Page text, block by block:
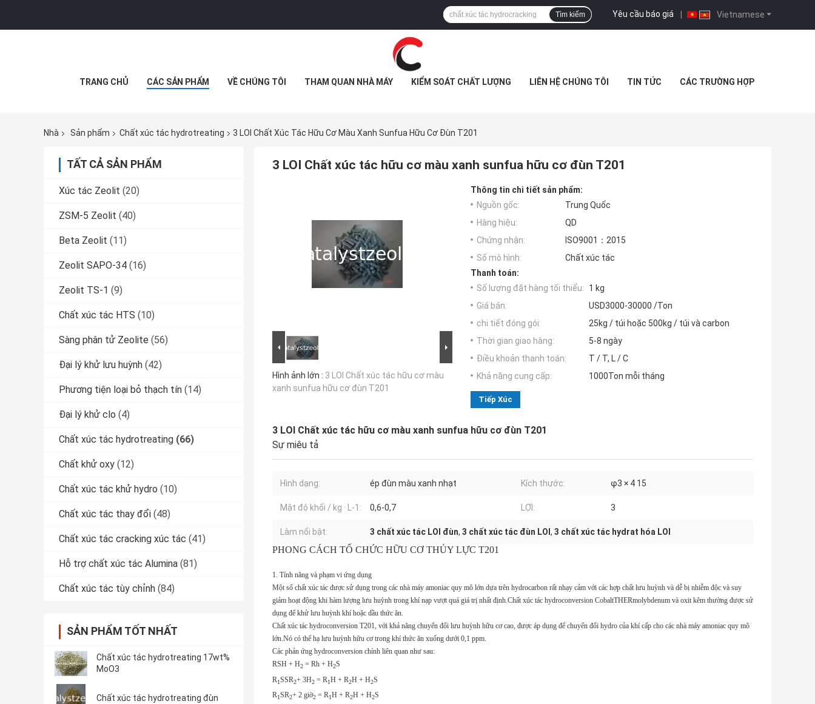
Vietnamese
Yêu cầu báo giá |
Tìm kiếm
TRANG CHỦ CÁC SẢN PHẨM VỀ CHÚNG TÔI THAM QUAN NHÀ MÁY KIỂM SOÁT CHẤT LƯỢNG LIÊN HỆ CHÚNG TÔI TIN TỨC CÁC TRƯỜNG HỢP
Nhà Sản phẩm Chất xúc tác hydrotreating 3 LOI Chất Xúc Tác Hữu Cơ Màu Xanh Sunfua Hữu Cơ Đùn T201
TẤT CẢ SẢN PHẨM
Xúc tác Zeolit (20)
ZSM-5 Zeolit (40)
Beta Zeolit (11)
Zeolit ​​SAPO-34 (16)
Zeolit ​​TS-1 (9)
Chất xúc tác HTS (10)
Sàng phân tử Zeolite (56)
Đại lý khử lưu huỳnh (42)
Phương tiện loại bỏ thạch tín (14)
Đại lý khử clo (4)
Chất xúc tác hydrotreating (66)
Chất khử oxy (12)
Chất xúc tác khử hydro (10)
Chất xúc tác thay đổi (48)
Chất xúc tác cracking xúc tác (41)
Hỗ trợ chất xúc tác Alumina (81)
Chất xúc tác tùy chỉnh (84)
SẢN PHẨM TỐT NHẤT
Chất xúc tác hydrotreating 17wt%
MoO3
Chất xúc tác hydrotreating đùn
3 LOI Chất xúc tác hữu cơ màu xanh sunfua hữu cơ đùn T201
Hình ảnh lớn : 3 LOI Chất xúc tác hữu cơ màu
xanh sunfua hữu cơ đùn T201
Thông tin chi tiết sản phẩm:
Nguồn gốc:
Trung Quốc
Hàng hiệu:
QD
Chứng nhận:
ISO9001：2015
Số mô hình:
Chất xúc tác
Thanh toán:
Số lượng đặt hàng tối thiểu:
1 kg
Giá bán:
USD3000-30000 /Ton
chi tiết đóng gói:
25kg / túi hoặc 500kg / túi và carbon
Thời gian giao hàng:
5-8 ngày
Điều khoản thanh toán:
T / T, L / C
Khả năng cung cấp:
1000Ton mỗi tháng
Tiếp Xúc
3 LOI Chất xúc tác hữu cơ màu xanh sunfua hữu cơ đùn T201
Sự miêu tả
Hình dạng: ép đùn màu xanh nhạt Kích thước: φ3 × 4 15
Mật độ khối / kg · L-1: 0,6-0,7 LỢI: 3
Làm nổi bật: 3 chất xúc tác LOI đùn, 3 chất xúc tác đùn LOI , 3 chất xúc tác hydrat hóa LOI
PHONG CÁCH TỔ CHỨC HỮU CƠ THỦY LỰC T201
1. Tính năng và phạm vi ứng dụng
Một số chất xúc tác được sử dụng trong các nhà máy amoniac quy mô lớn dựa trên hydrocarbon rất nhạy cảm với các hợp chất lưu huỳnh và dễ bị nhiễm độc và suy
giảm hoạt động khi hàm lượng lưu huỳnh trong khí nạp vượt quá giá trị nhất định.Chất xúc tác hydroconversion CobaltTHERmolybdenum và oxit kẽm thường được sử
dụng để khử lưu huỳnh khí hoặc dầu thức ăn.
Chất xúc tác hydroconversion T201, với khả năng chuyển đổi lưu huỳnh hữu cơ cao, được áp dụng để chuyển đổi hydro của khí cấp cho các nhà máy amoniac quy mô
lớn.Nó có thể hạ lưu huỳnh hữu cơ trong khí thức ăn xuống dưới 0,1 ppm.
Các phản ứng hydroconversion chính liên quan như sau:
RSH + H2 = Rh + H2S
R1SSR2+ 3H2 = R1H + R2H + H2S
R1SR2+ 2 giờ2 = R1H + R2H + H2S